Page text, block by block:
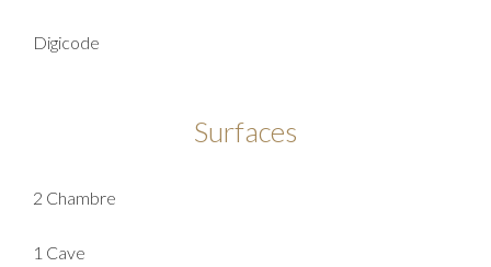
Digicode
Surfaces
2 Chambre
1 Cave